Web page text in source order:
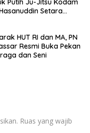
Putih Ju-Jitsu Kodam
Setara
HUT RI dan MA, PN
Resmi Buka Pekan
dan Seni
Ruas yang wajib